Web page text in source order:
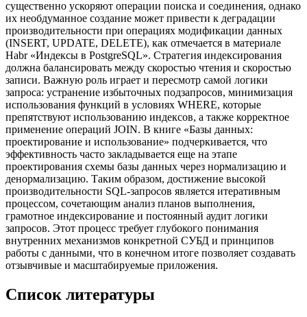
существенно ускоряют операции поиска и соединения, однако
их необдуманное создание может привести к деградации
производительности при операциях модификации данных
(INSERT, UPDATE, DELETE), как отмечается в материале
Habr «Индексы в PostgreSQL». Стратегия индексирования
должна балансировать между скоростью чтения и скоростью
записи. Важную роль играет и пересмотр самой логики
запроса: устранение избыточных подзапросов, минимизация
использования функций в условиях WHERE, которые
препятствуют использованию индексов, а также корректное
применение операций JOIN. В книге «Базы данных:
проектирование и использование» подчеркивается, что
эффективность часто закладывается еще на этапе
проектирования схемы базы данных через нормализацию и
денормализацию. Таким образом, достижение высокой
производительности SQL-запросов является итеративным
процессом, сочетающим анализ планов выполнения,
грамотное индексирование и постоянный аудит логики
запросов. Этот процесс требует глубокого понимания
внутренних механизмов конкретной СУБД и принципов
работы с данными, что в конечном итоге позволяет создавать
отзывчивые и масштабируемые приложения.
Список литературы